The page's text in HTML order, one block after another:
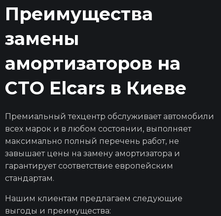
Преимущества
замены
амортизаторов на
СТО Elcars в Киеве
Премиальный техцентр обслуживает автомобили
всех марок и в любом состоянии, выполняет
максимально полный перечень работ, не
завышает цены на замену амортизатора и
гарантирует соответствие европейским
стандартам.
Нашим клиентам предлагаем следующие
выгоды и преимущества: